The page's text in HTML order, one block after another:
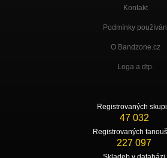
Kontakt
Podmínky
O Bandzone.cz
Loga a dtp.
Registrovaných
47 032
Registrovaných
227 097